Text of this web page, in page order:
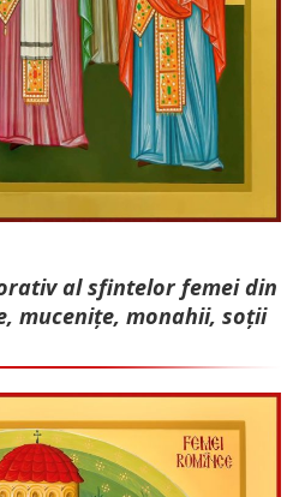
al sfintelor femei din
mu­cenițe, monahii, soții